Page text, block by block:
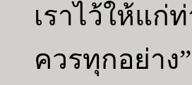
เราไว้ให้แ
ควรทุกอย่าง”